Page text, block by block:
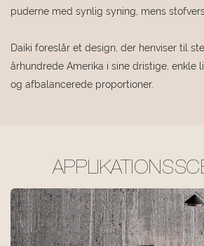
puderne med synlig syning, mens
Daiki foreslår et design, der henviser til
århundrede Amerika i sine dristige, enkle
og afbalancerede proportioner.